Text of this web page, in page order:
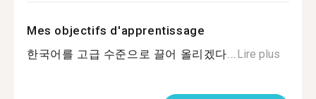
Mes objectifs d'apprentissage
한국어를 고급 수준으로 끌어 올리겠다... Lire plus